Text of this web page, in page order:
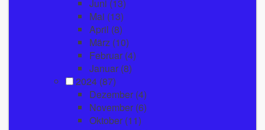
Juni (13)
Mai (13)
April (8)
März (10)
Februar (4)
Januar (8)
2024 (87)
Dezember (4)
November (6)
Oktober (11)